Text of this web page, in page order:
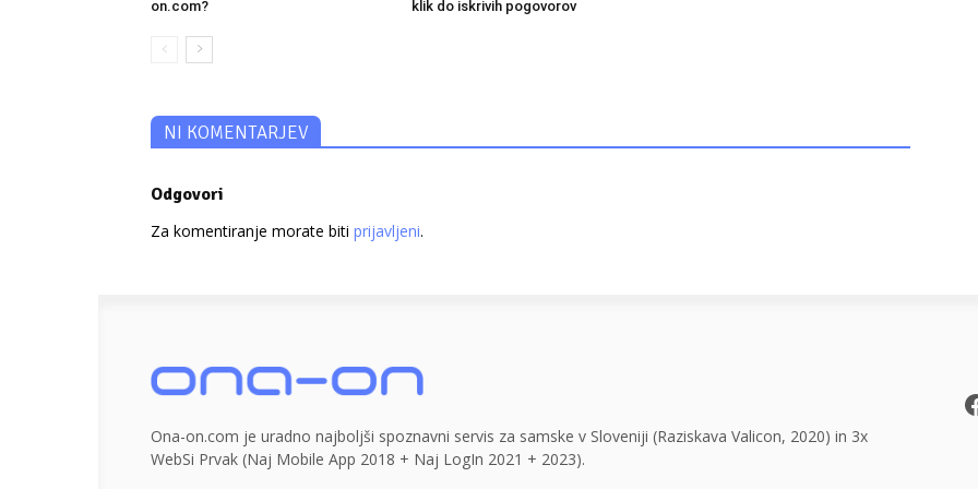
on.com?
klik do iskrivih pogovorov
NI KOMENTARJEV
Odgovori
Za komentiranje morate biti prijavljeni.
Ona-on.com je uradno najboljši spoznavni servis za samske v Sloveniji (Raziskava Valicon, 2020) in 3x
WebSi Prvak (Naj Mobile App 2018 + Naj LogIn 2021 + 2023).